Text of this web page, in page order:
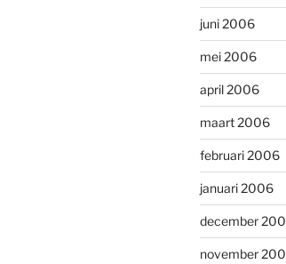
juni 2006
mei 2006
april 2006
maart 2006
februari 2006
januari 2006
december
november